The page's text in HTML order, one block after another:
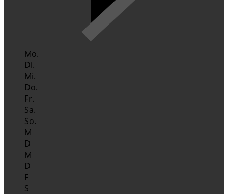
Mo.
Di.
Mi.
Do.
Fr.
Sa.
So.
M
D
M
D
F
S